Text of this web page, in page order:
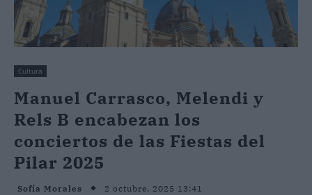
Cultura
Manuel Carrasco, Melendi y
Rels B encabezan los
conciertos de las Fiestas del
Pilar 2025
Sofía Morales 2 octubre, 2025 13:41